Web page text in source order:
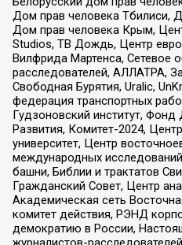
Дом прав человека Тбилиси,
Дом прав человека Крым,
Studios, ТВ Дождь, Центр
Вилфрида Мартенса, Сетевое
расследователей, АЛЛАТРА,
Свободная Бурятия, Uralic,
федерация транспортных
Гудзоновский институт, Фонд
Развития, Комитет-2024,
университет, Центр
международных
башни, Библии и трактатов
Гражданский Совет, Центр
Академическая сеть
комитет действия, РЭНД
демократию в России,